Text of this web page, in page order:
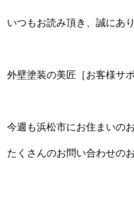
いつもお読み頂き、誠にあ
外壁塗装の美匠［お客様サ
今週も浜松市にお住まいの
たくさんのお問い合わせの